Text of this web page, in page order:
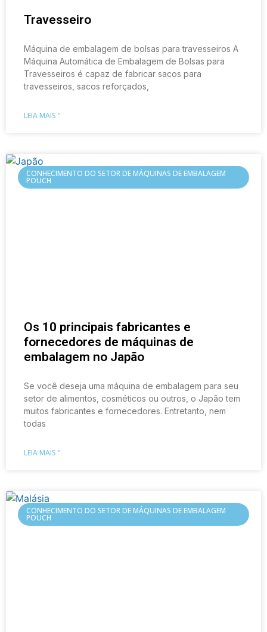
Travesseiro
Máquina de embalagem de bolsas para travesseiros A
Máquina Automática de Embalagem de Bolsas para
Travesseiros é capaz de fabricar sacos para
travesseiros, sacos reforçados,
LEIA MAIS "
CONHECIMENTO DO SETOR DE MÁQUINAS DE EMBALAGEM
POUCH
Os 10 principais fabricantes e
fornecedores de máquinas de
embalagem no Japão
Se você deseja uma máquina de embalagem para seu
setor de alimentos, cosméticos ou outros, o Japão tem
muitos fabricantes e fornecedores. Entretanto, nem
todas
LEIA MAIS "
CONHECIMENTO DO SETOR DE MÁQUINAS DE EMBALAGEM
POUCH